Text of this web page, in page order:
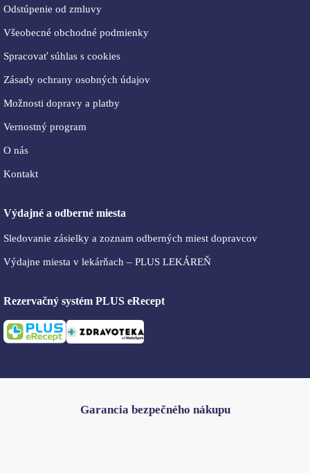
Odstúpenie od zmluvy
Všeobecné obchodné podmienky
Spracovať súhlas s cookies
Zásady ochrany osobných údajov
Možnosti dopravy a platby
Vernostný program
O nás
Kontakt
Výdajné a odberné miesta
Sledovanie zásielky a zoznam odberných miest dopravcov
Výdajne miesta v lekárňach – PLUS LEKÁREŇ
Rezervačný systém PLUS eRecept
Garancia bezpečného nákupu